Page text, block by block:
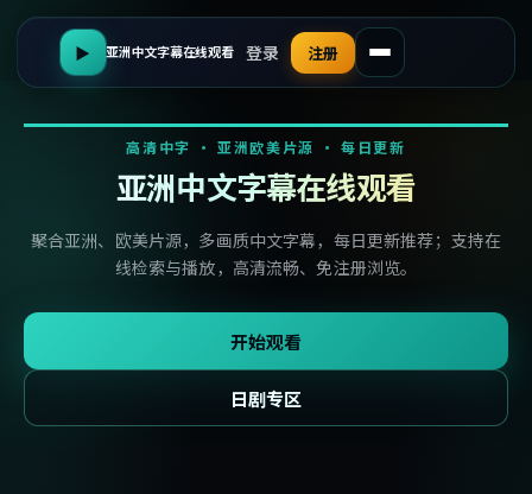
▶ 亚洲中文字幕在线观看 登录 注册
高清中字 · 亚洲欧美片源 · 每日更新
亚洲中文字幕在线观看
聚合亚洲、欧美片源，多画质中文字幕，每日更新推荐；支持在
线检索与播放，高清流畅、免注册浏览。
开始观看
日剧专区